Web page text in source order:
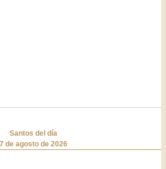
Santos del día
7 de agosto de 2026